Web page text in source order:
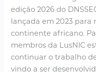
edição 2026 do
lançada em 2023 para
continente africano.
membros da LusNIC
continuar o trabalho
vindo a ser